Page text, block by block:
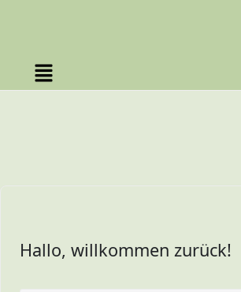
Hallo, willkommen zurück!